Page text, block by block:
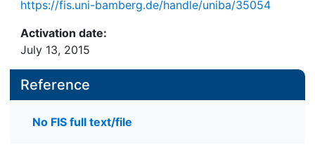
https://fis.uni-bamberg.de/handle/uniba/35054
Activation date:
July 13, 2015
Reference
No FIS full text/file